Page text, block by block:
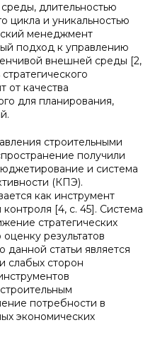
длительностью
цикла и уникальностью
менеджмент
подход к управлению
внешней среды [2,
от качества
для планирования,
строительными
получили
и система
(КПЭ).
как инструмент
[4, с. 45]. Система
стратегических
результатов
данной статьи является
слабых сторон
потребности в
экономических